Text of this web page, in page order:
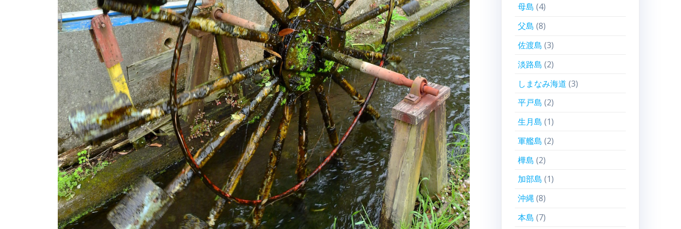
母島 (4)
父島 (8)
佐渡島 (3)
淡路島 (2)
しまなみ海道 (3)
平戸島 (2)
生月島 (1)
軍艦島 (2)
樺島 (2)
加部島 (1)
沖縄(8)
本島 (7)